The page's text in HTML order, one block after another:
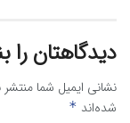
دیدگاهتان را
نشانی ایمیل شما
شده‌اند *